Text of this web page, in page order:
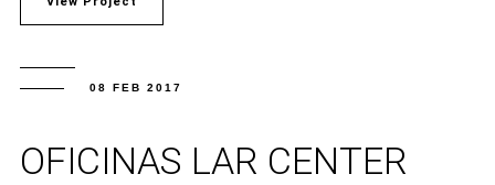
08 FEB 2017
OFICINAS LAR CENTER